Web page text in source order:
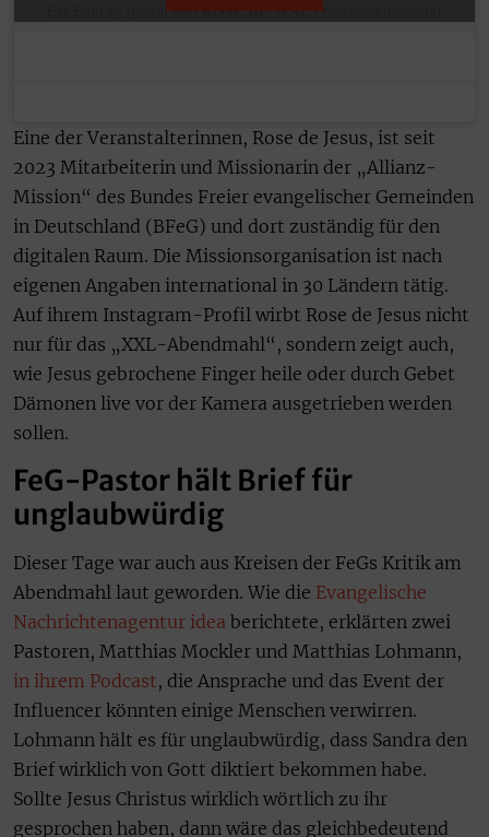
Ein Beitrag geteilt von 𝐑𝐎𝐒𝐄 𝐃𝐄 𝐉𝐄𝐒𝐔𝐒 (@roseedejesus)
Eine der Veranstalterinnen, Rose de Jesus, ist seit
2023 Mitarbeiterin und Missionarin der „Allianz-
Mission“ des Bundes Freier evangelischer Gemeinden
in Deutschland (BFeG) und dort zuständig für den
digitalen Raum. Die Missionsorganisation ist nach
eigenen Angaben international in 30 Ländern tätig.
Auf ihrem Instagram-Profil wirbt Rose de Jesus nicht
nur für das „XXL-Abendmahl“, sondern zeigt auch,
wie Jesus gebrochene Finger heile oder durch Gebet
Dämonen live vor der Kamera ausgetrieben werden
sollen.
FeG-Pastor hält Brief für
unglaubwürdig
Dieser Tage war auch aus Kreisen der FeGs Kritik am
Abendmahl laut geworden. Wie die Evangelische
Nachrichtenagentur idea berichtete, erklärten zwei
Pastoren, Matthias Mockler und Matthias Lohmann,
in ihrem Podcast, die Ansprache und das Event der
Influencer könnten einige Menschen verwirren.
Lohmann hält es für unglaubwürdig, dass Sandra den
Brief wirklich von Gott diktiert bekommen habe.
Sollte Jesus Christus wirklich wörtlich zu ihr
gesprochen haben, dann wäre das gleichbedeutend